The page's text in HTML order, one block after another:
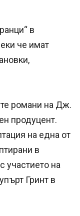
в
че имат
романи на Дж.
продуцент.
на една от
в
участието на
Гринт в